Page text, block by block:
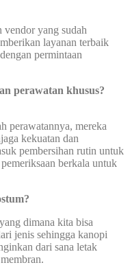
vendor yang sudah
layanan terbaik
permintaan
perawatan khusus?
perawatannya, mereka
kekuatan dan
pembersihan rutin untuk
berkala untuk
dimana kita bisa
jenis sehingga kanopi
dari sana letak